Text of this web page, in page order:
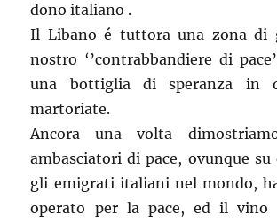
dono italiano .
Il Libano é tuttora una zona di
nostro ‘’contrabbandiere di
una bottiglia di speranza in
martoriate.
Ancora una volta
ambasciatori di pace, ovunque su
gli emigrati italiani nel mondo,
operato per la pace, ed il vino